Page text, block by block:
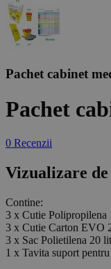
Pachet cabinet
Pachet
0 Recenzii
Vizualizare
Contine:
3 x Cutie Polipropilena
3 x Cutie Carton EVO
3 x Sac Polietilena 20
1 x Tavita suport